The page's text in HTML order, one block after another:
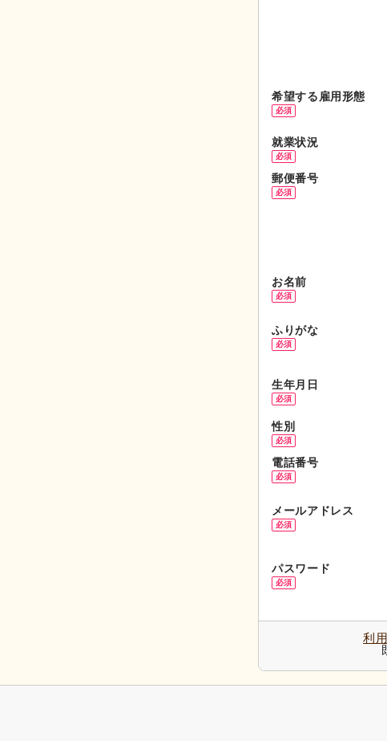
希望する 雇用形態
必須
就業状況
必須
郵便番号
必須
お名前
必須
ふりがな
必須
生年月日
必須
性別
必須
電話番号
必須
メールアドレス
必須
パスワード
必須
利